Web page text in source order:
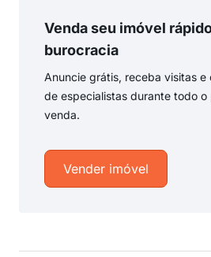
Venda seu imóvel
burocracia
Anuncie grátis, receba visitas e
de especialistas durante todo o
venda.
Vender imóvel